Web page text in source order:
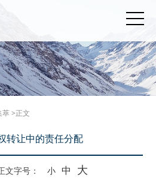
萃>正文
转让中的责任分配
文字号： 小 中 大